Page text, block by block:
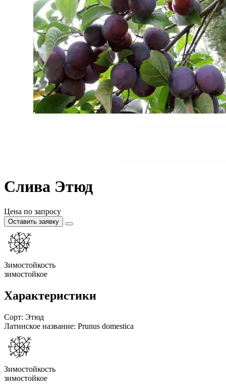
Слива Этюд
Цена по запросу
Оставить заявку
Зимостойкость
зимостойкое
Характеристики
Сорт: Этюд
Латинское название: Prunus domestica
Зимостойкость
зимостойкое